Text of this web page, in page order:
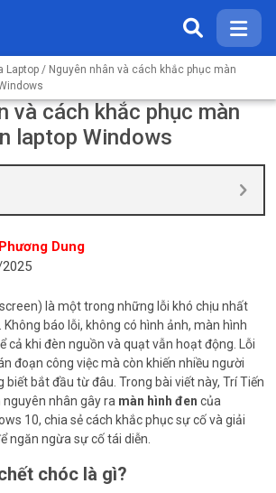
Laptop / Nguyên nhân và cách khắc phục màn
và cách khắc phục màn
laptop Windows
Dung
là một trong những lỗi khó chịu nhất
báo lỗi, không có hình ảnh, màn hình
cả khi đèn nguồn và quạt vẫn hoạt động. Lỗi
đoạn công việc mà còn khiến nhiều người
biết bắt đầu từ đâu. Trong bài viết này, Trí Tiến
nguyên nhân gây ra màn hình đen của
10, chia sẻ cách khắc phục sự cố và giải
ngăn ngừa sự cố tái diễn.
chóc là gì?